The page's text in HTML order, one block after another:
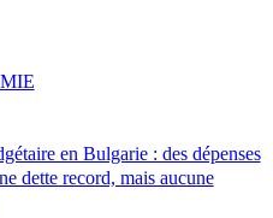
en Bulgarie : des dépenses
dette record, mais aucune